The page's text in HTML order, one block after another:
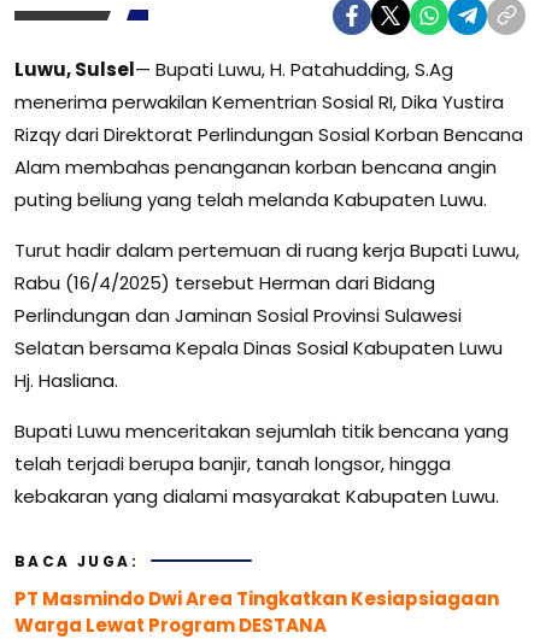
Luwu, Sulsel— Bupati Luwu, H. Patahudding, S.Ag
menerima perwakilan Kementrian Sosial RI, Dika Yustira
Rizqy dari Direktorat Perlindungan Sosial Korban Bencana
Alam membahas penanganan korban bencana angin
puting beliung yang telah melanda Kabupaten Luwu.
Turut hadir dalam pertemuan di ruang kerja Bupati Luwu,
Rabu (16/4/2025) tersebut Herman dari Bidang
Perlindungan dan Jaminan Sosial Provinsi Sulawesi
Selatan bersama Kepala Dinas Sosial Kabupaten Luwu
Hj. Hasliana.
Bupati Luwu menceritakan sejumlah titik bencana yang
telah terjadi berupa banjir, tanah longsor, hingga
kebakaran yang dialami masyarakat Kabupaten Luwu.
BACA JUGA:
PT Masmindo Dwi Area Tingkatkan Kesiapsiagaan
Warga Lewat Program DESTANA